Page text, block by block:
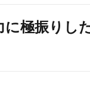
極振りし